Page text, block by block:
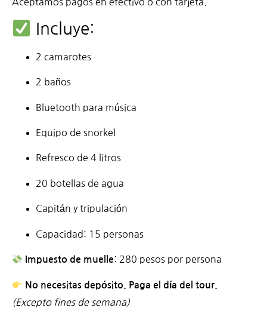
Aceptamos pagos en efectivo o con tarjeta.
Incluye:
2 camarotes
2 baños
Bluetooth para música
Equipo de snorkel
Refresco de 4 litros
20 botellas de agua
Capitán y tripulación
Capacidad: 15 personas
Impuesto de muelle: 280 pesos por persona
No necesitas depósito. Paga el día del tour.
(Excepto fines de semana)